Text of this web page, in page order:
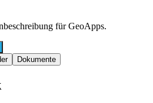
für GeoApps.
Dokumente